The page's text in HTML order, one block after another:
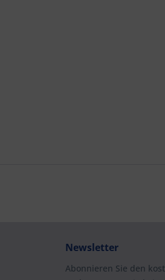
Newsletter
Abonnieren Sie den